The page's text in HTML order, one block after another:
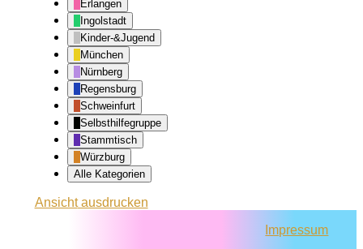
Erlangen
Ingolstadt
Kinder-&Jugend
München
Nürnberg
Regensburg
Schweinfurt
Selbsthilfegruppe
Stammtisch
Würzburg
Alle Kategorien
Ansichtausdrucken
Impressum